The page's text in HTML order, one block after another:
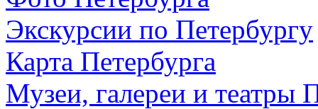
Экскурсии по Петербургу
Карта Петербурга
Музеи, галереи и театры